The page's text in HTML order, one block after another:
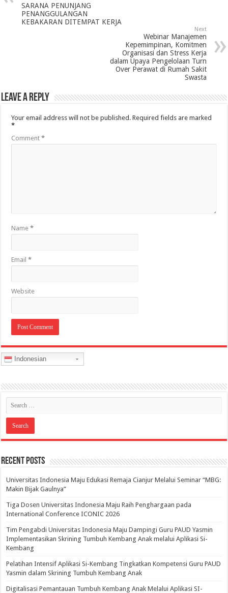
SARANA PENUNJANG
PENANGGULANGAN
KEBAKARAN DITEMPAT KERJA
Next
Webinar Manajemen
Kepemimpinan, Komitmen
Organisasi dan Stress Kerja
dalam Upaya Pengelolaan Turn
Over Perawat di Rumah Sakit
Swasta
Leave a Reply
Your email address will not be published. Required fields are marked
*
Comment*
Name*
Email*
Website
Indonesian
Recent Posts
Universitas Indonesia Maju Edukasi Remaja Cianjur Melalui Seminar “MBG:
Makin Bijak Gaulnya”
Tiga Dosen Universitas Indonesia Maju Raih Penghargaan pada
International Conference ICONIC 2026
Tim Pengabdi Universitas Indonesia Maju Dampingi Guru PAUD Yasmin
Implementasikan Skrining Tumbuh Kembang Anak melalui Aplikasi Si-
Kembang
Pelatihan Intensif Aplikasi Si-Kembang Tingkatkan Kompetensi Guru PAUD
Yasmin dalam Skrining Tumbuh Kembang Anak
Digitalisasi Pemantauan Tumbuh Kembang Anak Melalui Aplikasi SI-